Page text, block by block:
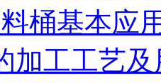
桶基本应
加工工艺